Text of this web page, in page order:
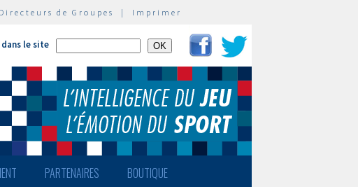
Directeurs de Groupes | Imprimer
dans le site
PARTENAIRES BOUTIQUE